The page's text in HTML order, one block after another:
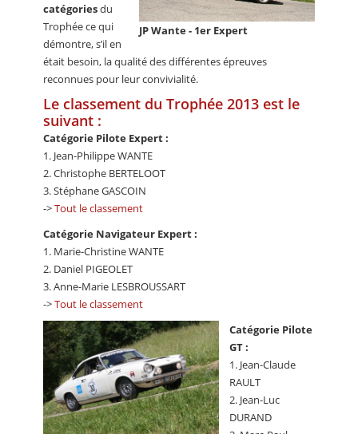
JP Wante - 1er Expert
catégoriesdu
Trophée ce qui
démontre, s’il en
était besoin, la qualité des différentes épreuves
reconnues pour leur convivialité.
Le classement du Trophée 2013 est le
suivant :
Catégorie Pilote Expert :
1. Jean-Philippe WANTE
2. Christophe BERTELOOT
3. Stéphane GASCOIN
->Tout le classement
Catégorie Navigateur Expert :
1. Marie-Christine WANTE
2. Daniel PIGEOLET
3. Anne-Marie LESBROUSSART
->Tout le classement
Catégorie Pilote
GT :
1. Jean-Claude
RAULT
2. Jean-Luc
DURAND